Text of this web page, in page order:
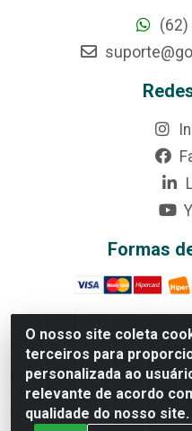
O nosso site coleta
terceiros para
personalizada ao
relevante de acordo
qualidade do nosso site.
(62)
Formas
Rede Brasil - Avenida
Américas II Etapa -
CNPJ